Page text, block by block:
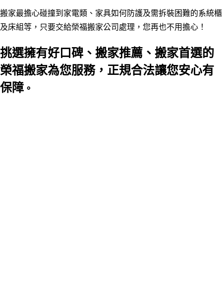
搬家最擔心碰撞到家電類 、家具如何防護及需拆裝困難的系統櫃
及床組等 ，只要交給榮福搬家公司處理 ， 您再也不用擔心！
挑選擁有好口碑、搬家推薦、搬家首選的
榮福搬家為您服務，正規合法讓您安心有
保障 。